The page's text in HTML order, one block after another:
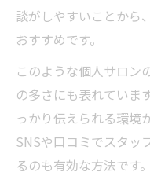
談がしやすいことから
おすすめです。
このような個人サロン
の多さにも表れていま
っかり伝えられる環境
SNSや口コミでスタッ
るのも有効な方法です。